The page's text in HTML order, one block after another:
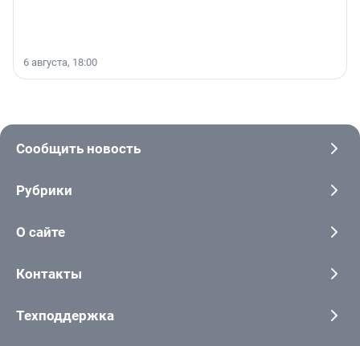
6 августа, 18:00
Сообщить новость
Рубрики
О сайте
Контакты
Техподдержка